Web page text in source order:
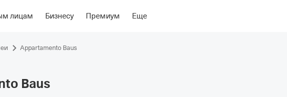
лицам Бизнесу Премиум Еще
Фотографии НомераРасположениеОб отеле
Appartamento Baus
Baus